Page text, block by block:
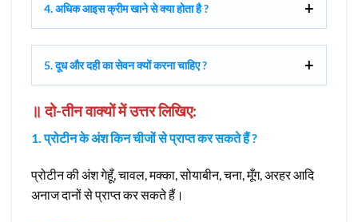
4. अधिक आइस क्रीम खाने से क्या होता है ?
5. दूध और दही का सेवन क्यों करना चाहिए ?
॥ दो-तीन वाक्यों में उत्तर लिखिए:
1. प्रोटीन के अंश किन चीजों से प्राप्त कर सकते हैं ?
प्रोटीन की अंश गेहूँ, चावल, मक्का, सोयाबीन, चना, मूँग, अरहर आदि
अनाज दानों से प्राप्त कर सकते हैं।